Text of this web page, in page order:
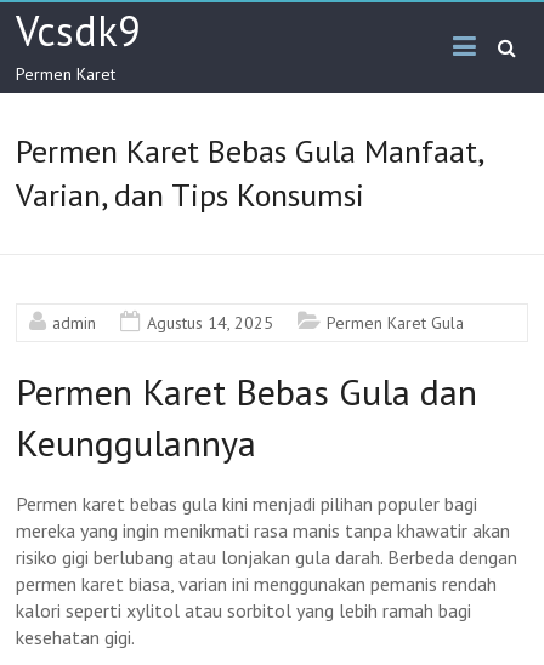
SkipVcsdk9
Permen Karet
Permen Karet Bebas Gula Manfaat,
Varian, dan Tips Konsumsi
admin Agustus 14, 2025 Permen Karet Gula
Permen Karet Bebas Gula dan
Keunggulannya
Permen karet bebas gula kini menjadi pilihan populer bagi
mereka yang ingin menikmati rasa manis tanpa khawatir akan
risiko gigi berlubang atau lonjakan gula darah. Berbeda dengan
permen karet biasa, varian ini menggunakan pemanis rendah
kalori seperti xylitol atau sorbitol yang lebih ramah bagi
kesehatan gigi.